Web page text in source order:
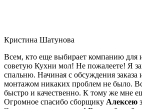
Кристина Шатунова
Всем, кто еще выбирает компанию для
советую Кухни мол! Не пожалеете! Я
спальню. Начиная с обсуждения заказа
монтажом никаких проблем не было.
быстро и качественно. К тому же мне
Огромное спасибо сборщику Алексею